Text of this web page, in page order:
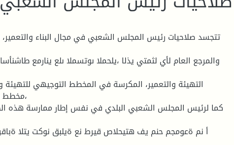
تتجسد صلاحيات رئيس المجلس الشعبي في مجال البناء
والمرجع العام لأي لثمتي يذلا ،يلحملا ىوتسملا ىلع ينارمع
التهيئة والتعمير، المكرسة في المخطط التوجيهي للتهيئة
مخطط
كما لرئيس المجلس الشعبي البلدي في نفس إطار ممارسة هذه
أ نم ةعومجم حنم يف هتيحلاص قيرط نع ةيلبق نوكت يتلا